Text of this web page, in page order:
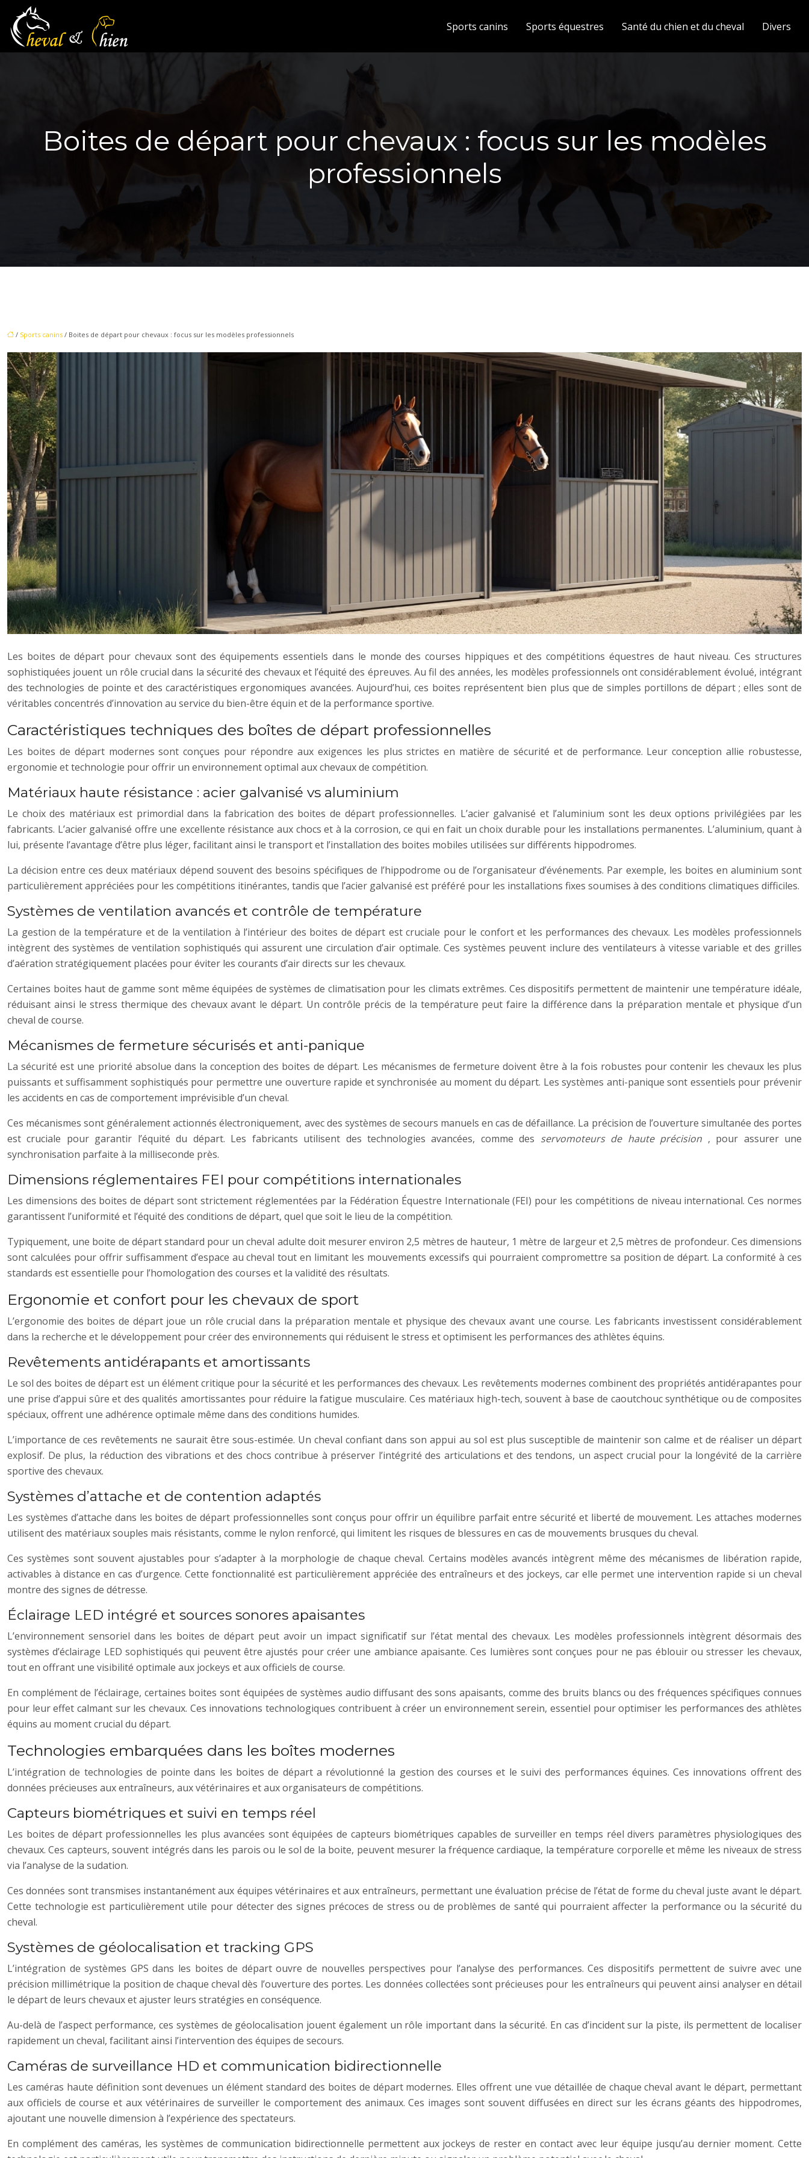
Sports canins Sports équestres Santé du chien et du cheval Divers
Boites de départ pour chevaux : focus sur les modèles
professionnels
/ Sports canins / Boites de départ pour chevaux : focus sur les modèles professionnels
Les boites de départ pour chevaux sont des équipements essentiels dans le monde des courses hippiques et des compétitions équestres de haut niveau. Ces structures
sophistiquées jouent un rôle crucial dans la sécurité des chevaux et l’équité des épreuves. Au fil des années, les modèles professionnels ont considérablement évolué, intégrant
des technologies de pointe et des caractéristiques ergonomiques avancées. Aujourd’hui, ces boites représentent bien plus que de simples portillons de départ ; elles sont de
véritables concentrés d’innovation au service du bien-être équin et de la performance sportive.
Caractéristiques techniques des boîtes de départ professionnelles
Les boites de départ modernes sont conçues pour répondre aux exigences les plus strictes en matière de sécurité et de performance. Leur conception allie robustesse,
ergonomie et technologie pour offrir un environnement optimal aux chevaux de compétition.
Matériaux haute résistance : acier galvanisé vs aluminium
Le choix des matériaux est primordial dans la fabrication des boites de départ professionnelles. L’acier galvanisé et l’aluminium sont les deux options privilégiées par les
fabricants. L’acier galvanisé offre une excellente résistance aux chocs et à la corrosion, ce qui en fait un choix durable pour les installations permanentes. L’aluminium, quant à
lui, présente l’avantage d’être plus léger, facilitant ainsi le transport et l’installation des boites mobiles utilisées sur différents hippodromes.
La décision entre ces deux matériaux dépend souvent des besoins spécifiques de l’hippodrome ou de l’organisateur d’événements. Par exemple, les boites en aluminium sont
particulièrement appréciées pour les compétitions itinérantes, tandis que l’acier galvanisé est préféré pour les installations fixes soumises à des conditions climatiques difficiles.
Systèmes de ventilation avancés et contrôle de température
La gestion de la température et de la ventilation à l’intérieur des boites de départ est cruciale pour le confort et les performances des chevaux. Les modèles professionnels
intègrent des systèmes de ventilation sophistiqués qui assurent une circulation d’air optimale. Ces systèmes peuvent inclure des ventilateurs à vitesse variable et des grilles
d’aération stratégiquement placées pour éviter les courants d’air directs sur les chevaux.
Certaines boites haut de gamme sont même équipées de systèmes de climatisation pour les climats extrêmes. Ces dispositifs permettent de maintenir une température idéale,
réduisant ainsi le stress thermique des chevaux avant le départ. Un contrôle précis de la température peut faire la différence dans la préparation mentale et physique d’un
cheval de course.
Mécanismes de fermeture sécurisés et anti-panique
La sécurité est une priorité absolue dans la conception des boites de départ. Les mécanismes de fermeture doivent être à la fois robustes pour contenir les chevaux les plus
puissants et suffisamment sophistiqués pour permettre une ouverture rapide et synchronisée au moment du départ. Les systèmes anti-panique sont essentiels pour prévenir
les accidents en cas de comportement imprévisible d’un cheval.
Ces mécanismes sont généralement actionnés électroniquement, avec des systèmes de secours manuels en cas de défaillance. La précision de l’ouverture simultanée des portes
est cruciale pour garantir l’équité du départ. Les fabricants utilisent des technologies avancées, comme des servomoteurs de haute précision , pour assurer une
synchronisation parfaite à la milliseconde près.
Dimensions réglementaires FEI pour compétitions internationales
Les dimensions des boites de départ sont strictement réglementées par la Fédération Équestre Internationale (FEI) pour les compétitions de niveau international. Ces normes
garantissent l’uniformité et l’équité des conditions de départ, quel que soit le lieu de la compétition.
Typiquement, une boite de départ standard pour un cheval adulte doit mesurer environ 2,5 mètres de hauteur, 1 mètre de largeur et 2,5 mètres de profondeur. Ces dimensions
sont calculées pour offrir suffisamment d’espace au cheval tout en limitant les mouvements excessifs qui pourraient compromettre sa position de départ. La conformité à ces
standards est essentielle pour l’homologation des courses et la validité des résultats.
Ergonomie et confort pour les chevaux de sport
L’ergonomie des boites de départ joue un rôle crucial dans la préparation mentale et physique des chevaux avant une course. Les fabricants investissent considérablement
dans la recherche et le développement pour créer des environnements qui réduisent le stress et optimisent les performances des athlètes équins.
Revêtements antidérapants et amortissants
Le sol des boites de départ est un élément critique pour la sécurité et les performances des chevaux. Les revêtements modernes combinent des propriétés antidérapantes pour
une prise d’appui sûre et des qualités amortissantes pour réduire la fatigue musculaire. Ces matériaux high-tech, souvent à base de caoutchouc synthétique ou de composites
spéciaux, offrent une adhérence optimale même dans des conditions humides.
L’importance de ces revêtements ne saurait être sous-estimée. Un cheval confiant dans son appui au sol est plus susceptible de maintenir son calme et de réaliser un départ
explosif. De plus, la réduction des vibrations et des chocs contribue à préserver l’intégrité des articulations et des tendons, un aspect crucial pour la longévité de la carrière
sportive des chevaux.
Systèmes d’attache et de contention adaptés
Les systèmes d’attache dans les boites de départ professionnelles sont conçus pour offrir un équilibre parfait entre sécurité et liberté de mouvement. Les attaches modernes
utilisent des matériaux souples mais résistants, comme le nylon renforcé, qui limitent les risques de blessures en cas de mouvements brusques du cheval.
Ces systèmes sont souvent ajustables pour s’adapter à la morphologie de chaque cheval. Certains modèles avancés intègrent même des mécanismes de libération rapide,
activables à distance en cas d’urgence. Cette fonctionnalité est particulièrement appréciée des entraîneurs et des jockeys, car elle permet une intervention rapide si un cheval
montre des signes de détresse.
Éclairage LED intégré et sources sonores apaisantes
L’environnement sensoriel dans les boites de départ peut avoir un impact significatif sur l’état mental des chevaux. Les modèles professionnels intègrent désormais des
systèmes d’éclairage LED sophistiqués qui peuvent être ajustés pour créer une ambiance apaisante. Ces lumières sont conçues pour ne pas éblouir ou stresser les chevaux,
tout en offrant une visibilité optimale aux jockeys et aux officiels de course.
En complément de l’éclairage, certaines boites sont équipées de systèmes audio diffusant des sons apaisants, comme des bruits blancs ou des fréquences spécifiques connues
pour leur effet calmant sur les chevaux. Ces innovations technologiques contribuent à créer un environnement serein, essentiel pour optimiser les performances des athlètes
équins au moment crucial du départ.
Technologies embarquées dans les boîtes modernes
L’intégration de technologies de pointe dans les boites de départ a révolutionné la gestion des courses et le suivi des performances équines. Ces innovations offrent des
données précieuses aux entraîneurs, aux vétérinaires et aux organisateurs de compétitions.
Capteurs biométriques et suivi en temps réel
Les boites de départ professionnelles les plus avancées sont équipées de capteurs biométriques capables de surveiller en temps réel divers paramètres physiologiques des
chevaux. Ces capteurs, souvent intégrés dans les parois ou le sol de la boite, peuvent mesurer la fréquence cardiaque, la température corporelle et même les niveaux de stress
via l’analyse de la sudation.
Ces données sont transmises instantanément aux équipes vétérinaires et aux entraîneurs, permettant une évaluation précise de l’état de forme du cheval juste avant le départ.
Cette technologie est particulièrement utile pour détecter des signes précoces de stress ou de problèmes de santé qui pourraient affecter la performance ou la sécurité du
cheval.
Systèmes de géolocalisation et tracking GPS
L’intégration de systèmes GPS dans les boites de départ ouvre de nouvelles perspectives pour l’analyse des performances. Ces dispositifs permettent de suivre avec une
précision millimétrique la position de chaque cheval dès l’ouverture des portes. Les données collectées sont précieuses pour les entraîneurs qui peuvent ainsi analyser en détail
le départ de leurs chevaux et ajuster leurs stratégies en conséquence.
Au-delà de l’aspect performance, ces systèmes de géolocalisation jouent également un rôle important dans la sécurité. En cas d’incident sur la piste, ils permettent de localiser
rapidement un cheval, facilitant ainsi l’intervention des équipes de secours.
Caméras de surveillance HD et communication bidirectionnelle
Les caméras haute définition sont devenues un élément standard des boites de départ modernes. Elles offrent une vue détaillée de chaque cheval avant le départ, permettant
aux officiels de course et aux vétérinaires de surveiller le comportement des animaux. Ces images sont souvent diffusées en direct sur les écrans géants des hippodromes,
ajoutant une nouvelle dimension à l’expérience des spectateurs.
En complément des caméras, les systèmes de communication bidirectionnelle permettent aux jockeys de rester en contact avec leur équipe jusqu’au dernier moment. Cette